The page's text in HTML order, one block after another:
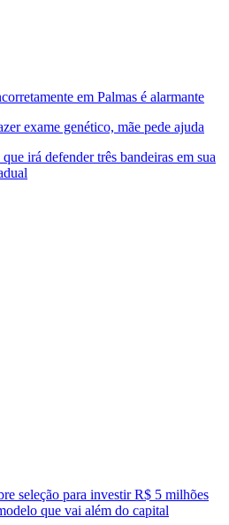
em Palmas é alarmante
exame genético, mãe pede ajuda
irá defender três bandeiras em sua